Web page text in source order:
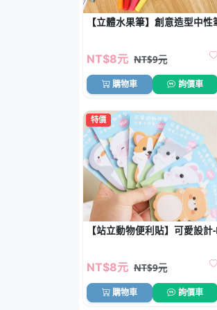
【立體水果筆】創意造型中
NT$8元 NT$9元
購物車 詢價車
特價
【站立動物便利貼】可愛設
NT$8元 NT$9元
購物車 詢價車